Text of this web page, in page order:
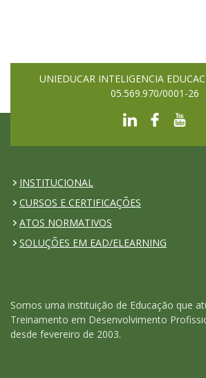
UNIEDUCAR INTELIGENCIA
05.569.970/0001-26
INSTITUCIONAL
CURSOS E CERTIFICAÇÕES
ATOS NORMATIVOS
SOLUÇÕES EM EAD/ELEARNING
Somos uma instituição de Educação que
Treinamento em Desenvolvimento
desde fevereiro de 2003.